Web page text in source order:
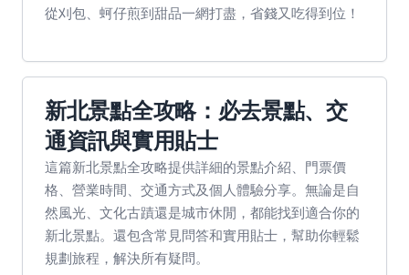
從刈包、蚵仔煎到甜品一網打盡，省錢又吃得到位！
新北景點全攻略：必去景點、交
通資訊與實用貼士
這篇新北景點全攻略提供詳細的景點介紹、門票價
格、營業時間、交通方式及個人體驗分享。無論是自
然風光、文化古蹟還是城市休閒，都能找到適合你的
新北景點。還包含常見問答和實用貼士，幫助你輕鬆
規劃旅程，解決所有疑問。